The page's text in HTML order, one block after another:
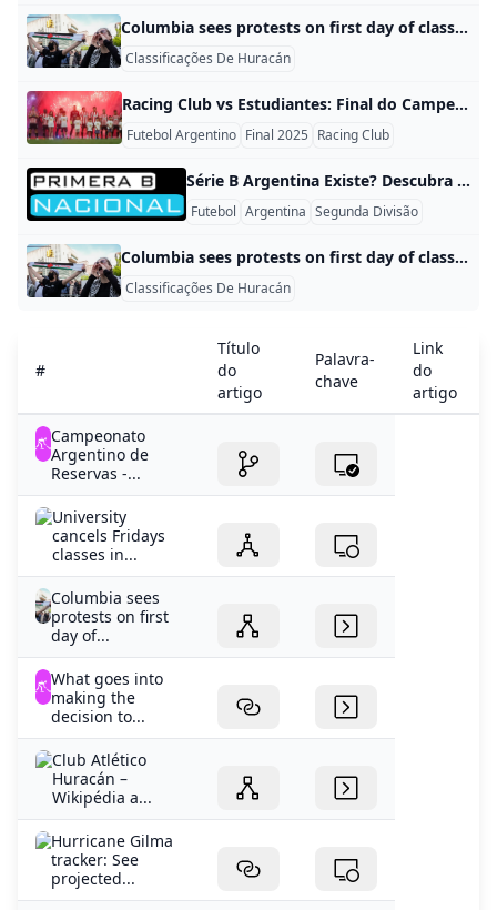
Columbia sees protests on first day of classes as other schools investigate prepare As students across the U.S. return to college campuses for the fall semester, administrators are still working out how to handle pro-Palestinian protestors.
Classificações De Huracán
Racing Club vs Estudiantes: Final do Campeonato Argentino 2025 Racing Club và Estudiantes de La Plata: Hai đội bóng vào chung kết Campeonato Argentino 2025 Liga Argentina 2025 đã chính thức công bố hai đội tuyển sẽ tranh tài trong trận chung kết đầy kịch tính giữa Racing Club và Estudiantes de La Plata. Trận đấu này được tổ substitutes vào thứ Bảy, ngày 13 tháng 12 năm 2025, bắt đầu lúc 21:00 tại Estadio Madre de Ciudades, Santiago del Estero.
Futebol Argentino Final 2025 Racing Club
Série B Argentina Existe? Descubra a Primera B Nacional! Tem Série B no Campeonato Argentino? Sim, o Campeonato Argentino tem uma Série B. Ela se chama Primera B Nacional, a segunda divisão nacional do futebol argentino. São 36 times competindo por todo o país, como Colón de Santa Fe e Gimnasia y Esgrima. O líder sobe direto para a elite, e mais um vaga vem de playoffs. A Primera B Nacional roda em pontos corridos, com dois grupos de 18 times cada.
Futebol Argentina Segunda Divisão
Columbia sees protests on first day of classes as other schools investigate prepare As students across the U.S. return to college campuses for the fall semester, administrators are still working out how to handle pro-Palestinian protestors.
Classificações De Huracán
#
Título
do
artigo
Palavra-
chave
Link
do
artigo
Campeonato
Argentino de
Reservas -...
University
cancels Fridays
classes in...
Columbia sees
protests on first
day of...
What goes into
making the
decision to...
Club Atlético
Huracán –
Wikipédia a...
Hurricane Gilma
tracker: See
projected...